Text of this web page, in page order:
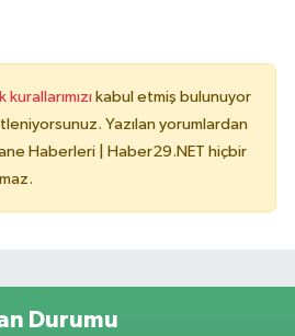
kabul etmiş bulunuyor
Yazılan yorumlardan
Haberleri | Haber29.NET hiçbir
Durumu